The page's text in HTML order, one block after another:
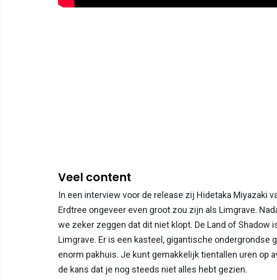
Veel content
In een interview voor de release zij Hidetaka Miyazaki
Erdtree ongeveer even groot zou zijn als Limgrave.
we zeker zeggen dat dit niet klopt. De Land of Shadow
Limgrave. Er is een kasteel, gigantische ondergrondse
enorm pakhuis. Je kunt gemakkelijk tientallen uren op
de kans dat je nog steeds niet alles hebt gezien.